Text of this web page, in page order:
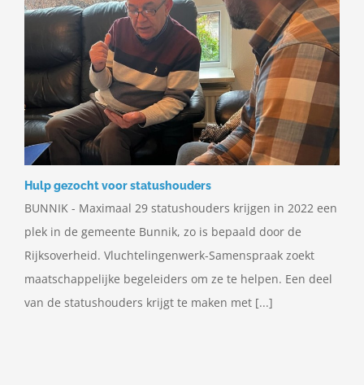
Hulp gezocht voor statushouders
BUNNIK - Maximaal 29 statushouders krijgen in 2022 een
plek in de gemeente Bunnik, zo is bepaald door de
Rijksoverheid. Vluchtelingenwerk-Samenspraak zoekt
maatschappelijke begeleiders om ze te helpen. Een deel
van de statushouders krijgt te maken met [...]